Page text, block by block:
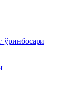
ўринбосари